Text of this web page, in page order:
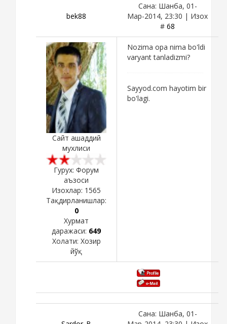
bek88
Сана: Шанба, 01-
Мар-2014, 23:30 | Изох
# 68
Сайт ашаддий
мухлиси
Гурух: Форум
аъзоси
Изохлар: 1565
Тақдирланишлар:
0
Хурмат
даражаси: 649
Холати: Хозир
йўқ
Nozima opa nima bo'ldi
varyant tanladizmi?
Sayyod.com hayotim bir
bo'lagi.
Сана: Шанба, 01-